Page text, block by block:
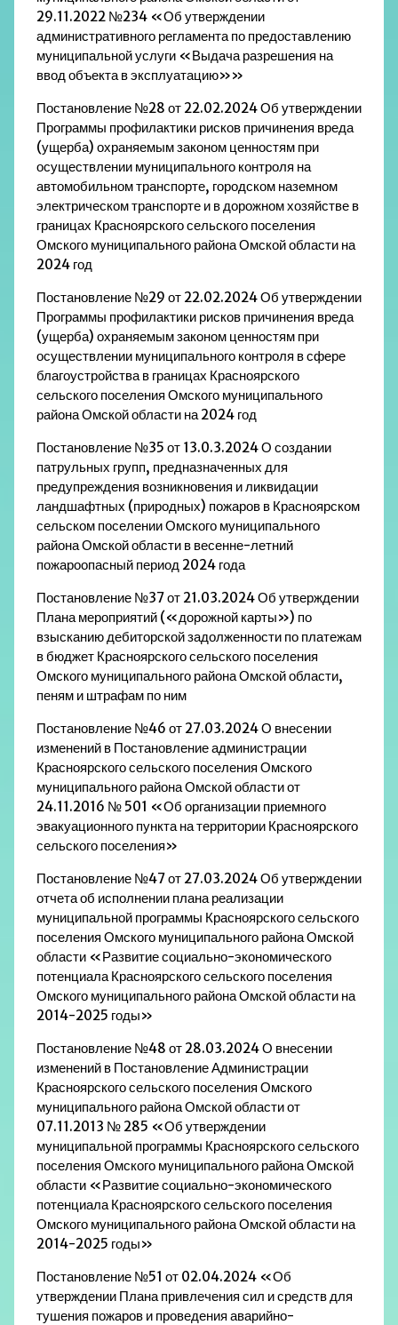
29.11.2022 №234 «Об утверждении
административного регламента по предоставлению
муниципальной услуги «Выдача разрешения на
ввод объекта в эксплуатацию»»
Постановление №28 от 22.02.2024 Об утверждении
Программы профилактики рисков причинения вреда
(ущерба) охраняемым законом ценностям при
осуществлении муниципального контроля на
автомобильном транспорте, городском наземном
электрическом транспорте и в дорожном хозяйстве в
границах Красноярского сельского поселения
Омского муниципального района Омской области на
2024 год
Постановление №29 от 22.02.2024 Об утверждении
Программы профилактики рисков причинения вреда
(ущерба) охраняемым законом ценностям при
осуществлении муниципального контроля в сфере
благоустройства в границах Красноярского
сельского поселения Омского муниципального
района Омской области на 2024 год
Постановление №35 от 13.0.3.2024 О создании
патрульных групп, предназначенных для
предупреждения возникновения и ликвидации
ландшафтных (природных) пожаров в Красноярском
сельском поселении Омского муниципального
района Омской области в весенне-летний
пожароопасный период 2024 года
Постановление №37 от 21.03.2024 Об утверждении
Плана мероприятий («дорожной карты») по
взысканию дебиторской задолженности по платежам
в бюджет Красноярского сельского поселения
Омского муниципального района Омской области,
пеням и штрафам по ним
Постановление №46 от 27.03.2024 О внесении
изменений в Постановление администрации
Красноярского сельского поселения Омского
муниципального района Омской области от
24.11.2016 № 501 «Об организации приемного
эвакуационного пункта на территории Красноярского
сельского поселения»
Постановление №47 от 27.03.2024 Об утверждении
отчета об исполнении плана реализации
муниципальной программы Красноярского сельского
поселения Омского муниципального района Омской
области «Развитие социально-экономического
потенциала Красноярского сельского поселения
Омского муниципального района Омской области на
2014-2025 годы»
Постановление №48 от 28.03.2024 О внесении
изменений в Постановление Администрации
Красноярского сельского поселения Омского
муниципального района Омской области от
07.11.2013 № 285 «Об утверждении
муниципальной программы Красноярского сельского
поселения Омского муниципального района Омской
области «Развитие социально-экономического
потенциала Красноярского сельского поселения
Омского муниципального района Омской области на
2014-2025 годы»
Постановление №51 от 02.04.2024 «Об
утверждении Плана привлечения сил и средств для
тушения пожаров и проведения аварийно-